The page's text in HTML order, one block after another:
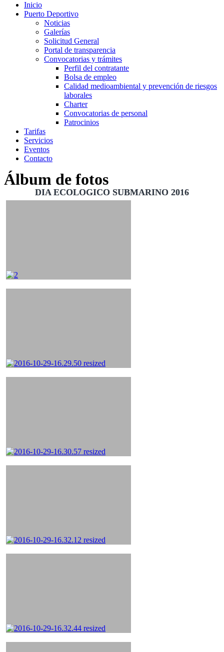
Inicio
Puerto Deportivo
Noticias
Galerías
Solicitud General
Portal de transparencia
Convocatorias y trámites
Perfil del contratante
Bolsa de empleo
Calidad medioambiental y prevención de riesgos
laborales
Charter
Convocatorias de personal
Patrocinios
Tarifas
Servicios
Eventos
Contacto
Álbum de fotos
DIA ECOLOGICO SUBMARINO 2016